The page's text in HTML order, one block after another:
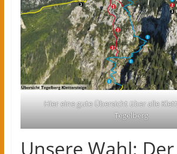
Hier eine gute Übersicht über alle
Tegelberg
Unsere Wahl: Der